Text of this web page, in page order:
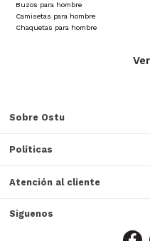
Buzos para hombre
Camisetas para hombre
Chaquetas para hombre
Sobre Ostu
Políticas
Atención al cliente
Siguenos